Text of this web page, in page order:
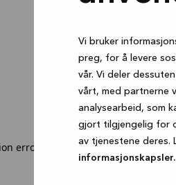
Vi bruker
preg, for å levere
vår. Vi deler
vårt, med partnerne
analysearbeid, som
gjort tilgjengelig for
av tjenestene deres.
informasjonskapsler.
error: a client-side exception has